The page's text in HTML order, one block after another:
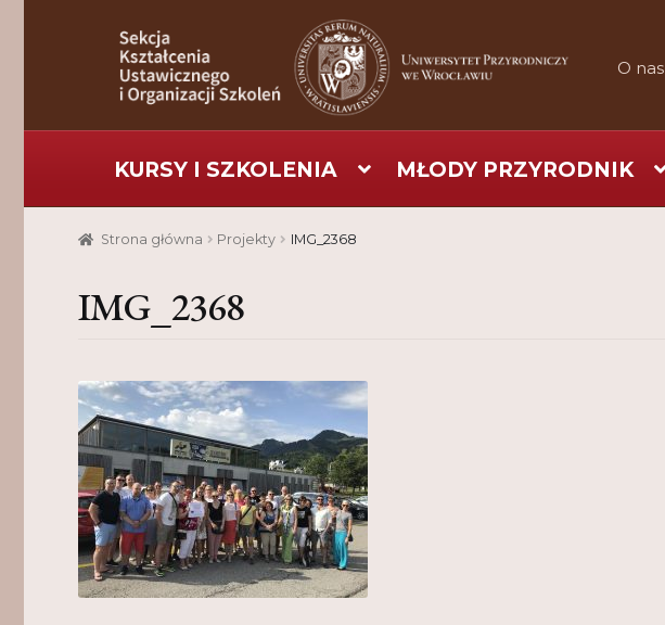
Przejdź
do
nawigacji
Przejdź
do
treści
O nas
KURSY I SZKOLENIA MŁODY PRZYRODNIK
Strona główna Aktualności Baza szkoleniowa
Strona główna Projekty IMG_2368
IMG_2368